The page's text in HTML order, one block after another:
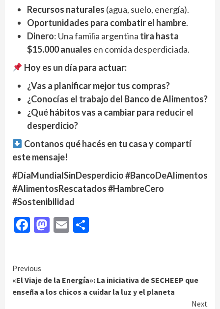
Recursos naturales (agua, suelo, energía).
Oportunidades para combatir el hambre.
Dinero: Una familia argentina tira hasta
$15.000 anuales en comida desperdiciada.
Hoy es un día para actuar:
¿Vas a planificar mejor tus compras?
¿Conocías el trabajo del Banco de Alimentos?
¿Qué hábitos vas a cambiar para reducir el
desperdicio?
Contanos qué hacés en tu casa y compartí
este mensaje!
#DíaMundialSinDesperdicio #BancoDeAlimentos
#AlimentosRescatados #HambreCero
#Sostenibilidad
Facebook
Mastodon
Email
Continue
Reading
Previous
«El Viaje de la Energía»: La iniciativa de SECHEEP que
enseña a los chicos a cuidar la luz y el planeta
Next